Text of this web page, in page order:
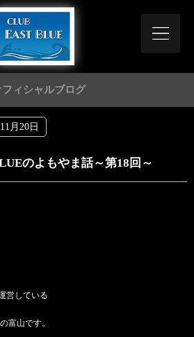
フィシャルブログ
月20日
のよもやま話～第18回～
営している
富山です。